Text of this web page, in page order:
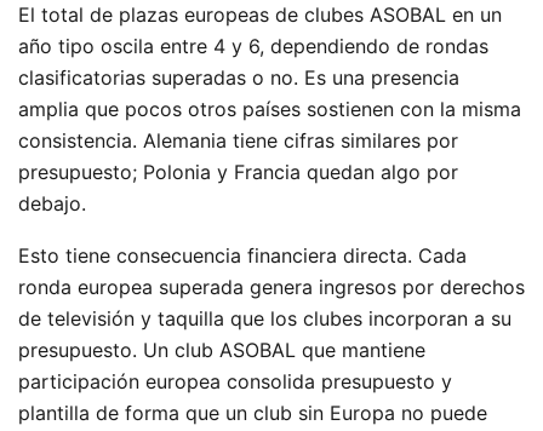
El total de plazas europeas de clubes ASOBAL en un
año tipo oscila entre 4 y 6, dependiendo de rondas
clasificatorias superadas o no. Es una presencia
amplia que pocos otros países sostienen con la misma
consistencia. Alemania tiene cifras similares por
presupuesto; Polonia y Francia quedan algo por
debajo.
Esto tiene consecuencia financiera directa. Cada
ronda europea superada genera ingresos por derechos
de televisión y taquilla que los clubes incorporan a su
presupuesto. Un club ASOBAL que mantiene
participación europea consolida presupuesto y
plantilla de forma que un club sin Europa no puede